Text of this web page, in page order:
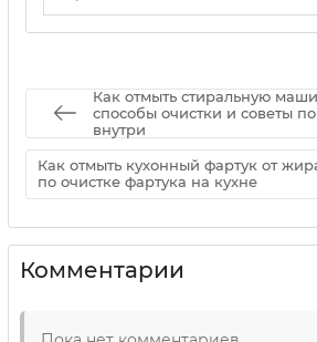
Как отмыть стиральную
способы очистки и советы
внутри
Как отмыть кухонный фартук от
по очистке фартука на кухне
Комментарии